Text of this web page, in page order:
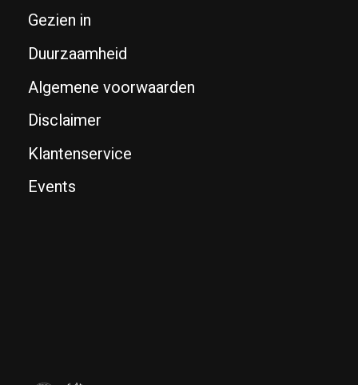
Gezien in
Duurzaamheid
Algemene voorwaarden
Disclaimer
Klantenservice
Events